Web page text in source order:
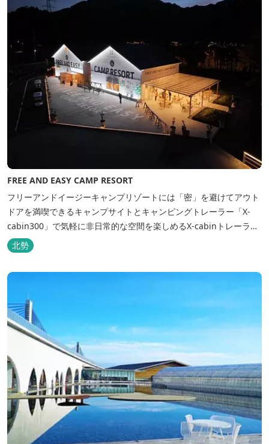
FREE AND EASY CAMP RESORT
フリーアンドイージーキャンプリゾートには「密」を避けてアウト
ドアを満喫できるキャンプサイトとキャンピングトレーラー「X-
cabin300」で気軽に非日常的な空間を楽しめるX-cabinトレーラー
サイト、日帰り手ぶらBBQやドッグラン・ドッグサロン、貸切サウ
ナ施設などを完備、キャンプしながら併設している片岡温泉「アク
アイグニス」の入浴利用もできるキャンプリゾートです。
北勢